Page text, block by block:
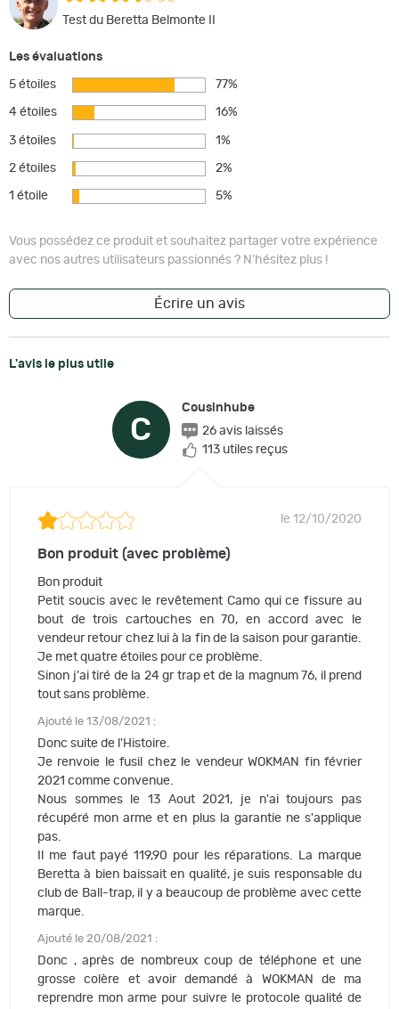
Test du Beretta Belmonte II
Les évaluations
5 étoiles 77%
4 étoiles 16%
3 étoiles 1%
2 étoiles 2%
1 étoile 5%
Vous possédez ce produit et souhaitez partager votre expérience
avec nos autres utilisateurs passionnés ? N'hésitez plus !
Écrire un avis
L'avis le plus utile
C
Cousinhube
26 avis laissés
113 utiles reçus
le 12/10/2020
Bon produit (avec problème)
Bon produit
Petit soucis avec le revêtement Camo qui ce fissure au
bout de trois cartouches en 70, en accord avec le
vendeur retour chez lui à la fin de la saison pour garantie.
Je met quatre étoiles pour ce problème.
Sinon j'ai tiré de la 24 gr trap et de la magnum 76, il prend
tout sans problème.
Ajouté le 13/08/2021 :
Donc suite de l'Histoire.
Je renvoie le fusil chez le vendeur WOKMAN fin février
2021 comme convenue.
Nous sommes le 13 Aout 2021, je n'ai toujours pas
récupéré mon arme et en plus la garantie ne s'applique
pas.
Il me faut payé 119,90 pour les réparations. La marque
Beretta à bien baissait en qualité, je suis responsable du
club de Ball-trap, il y a beaucoup de problème avec cette
marque.
Ajouté le 20/08/2021 :
Donc , après de nombreux coup de téléphone et une
grosse colère et avoir demandé à WOKMAN de ma
reprendre mon arme pour suivre le protocole qualité de